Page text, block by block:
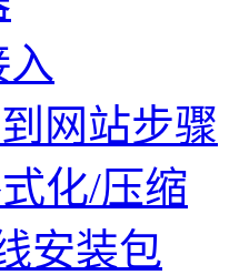
网站步骤
化/压缩
安装包